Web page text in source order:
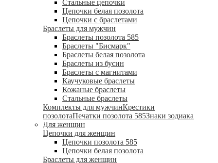
Стальные цепочки
Цепочки белая позолота
Цепочки с браслетами
Браслеты для мужчин
Браслеты позолота 585
Браслеты "Бисмарк"
Браслеты белая позолота
Браслеты из бусин
Браслеты с магнитами
Каучуковые браслеты
Кожаные браслеты
Стальные браслеты
Комплекты для мужчинКрестики
позолотаПечатки позолота 585Знаки зодиака
Для женщин
Цепочки для женщин
Цепочки позолота 585
Цепочки белая позолота
Браслеты для женщин